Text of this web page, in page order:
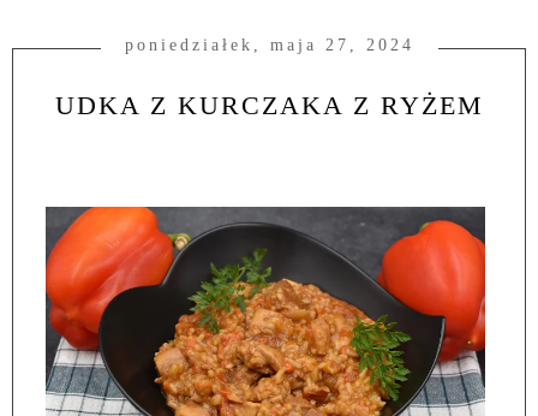
poniedziałek, maja 27, 2024
UDKA Z KURCZAKA Z RYŻEM